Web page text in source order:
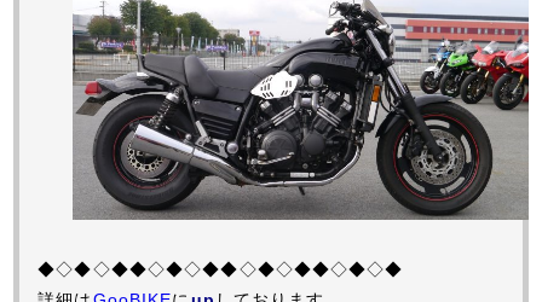
◆◇◆◇◆◆◇◆◇◆◆◇◆◇◆◆◇◆◇◆